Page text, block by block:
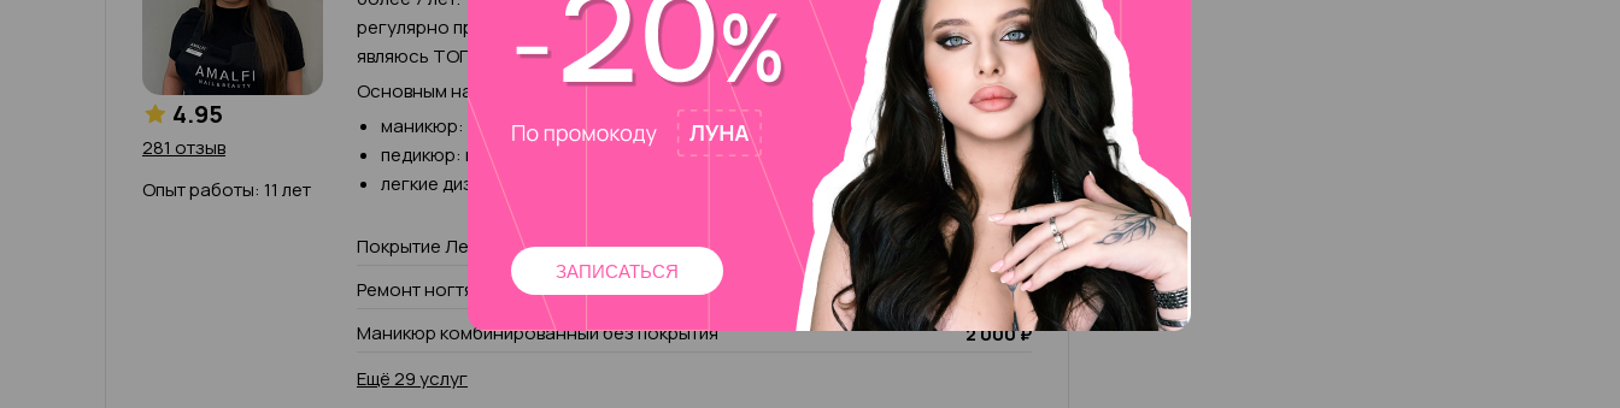
4.95
281 отзыв
Опыт работы: 11 лет
регулярно прохожу повышения квалификации. В салоне AMALFI BEAUTY
являюсь ТОП-мастером и инструктором с правом преподавания.
Основным направлением моей работы является:
маникюр: классический, комбинированный, аппаратный, мужской
педикюр: классический, комбинированный, аппаратный, кислотный, smart
легкие дизайны, френч, ремонт
Покрытие Лечебный лак
1 000 ₽
Ремонт ногтя (1 пальчик)/ чужой ремонт (1 пальчик)
200 ₽
Маникюр комбинированный без покрытия
2 000 ₽
Ещё 29 услуг
ЗАПИСАТЬСЯ